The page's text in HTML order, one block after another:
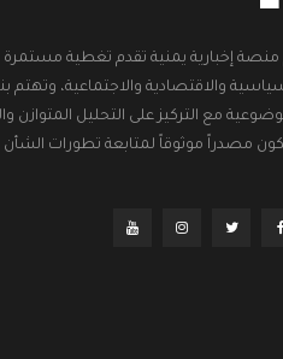
منصة إخبارية يمنية تقدم تغطية مستمرة
والاقتصادية والاجتماعية، وتهتم
مع التركيز على التحليل المتوازن
مصدراً موثوقاً لمتابعة تطورات الشأن